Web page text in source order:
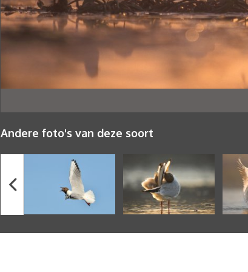
Andere foto's van deze soort